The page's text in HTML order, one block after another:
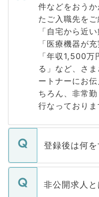
件などをおう
たご入職先をご
「自宅から近
「医療機器が
「年収1,500
る」など、さ
ートナーにお
ちろん、非常
行なっておりま
登録後は何
ご登録いただ
登録内容を確
非公開求人